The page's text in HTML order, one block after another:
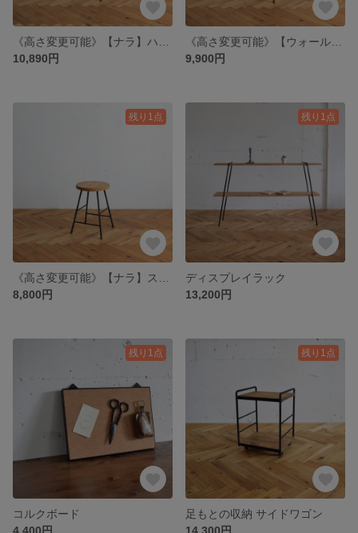
10,890円
9,900円
残り1点
8,800円
残り1点
ディスプレイラック
13,200円
残り1点
コルクボード
4,400円
残り1点
足もとの収納 サイドワゴン
14,300円